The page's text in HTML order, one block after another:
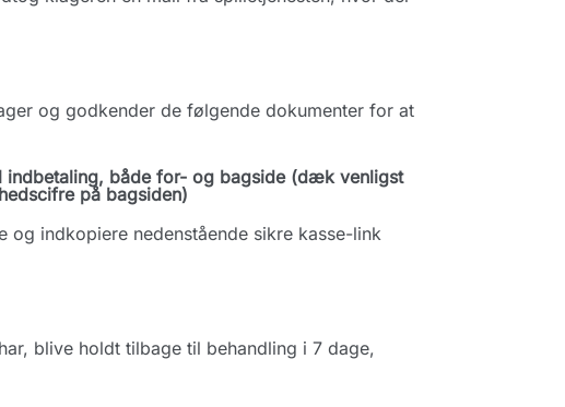
og godkender de følgende dokumenter for at
indbetaling, både for- og bagside (dæk venligst
på bagsiden)
og indkopiere nedenstående sikre kasse-link
blive holdt tilbage til behandling i 7 dage,